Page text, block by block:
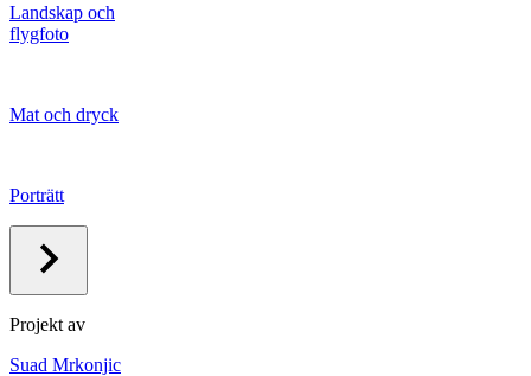
Landskap och
flygfoto
Mat och dryck
Porträtt
Projekt av
Suad Mrkonjic